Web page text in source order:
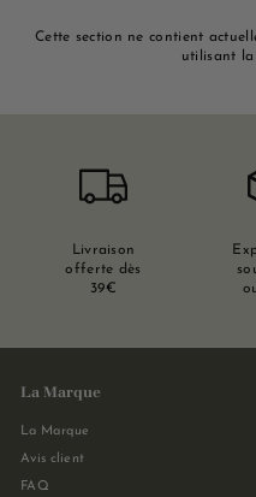
Cette section ne contient
utilisant
Livraison
offerte dès
39€
La Marque
La Marque
Avis client
FAQ